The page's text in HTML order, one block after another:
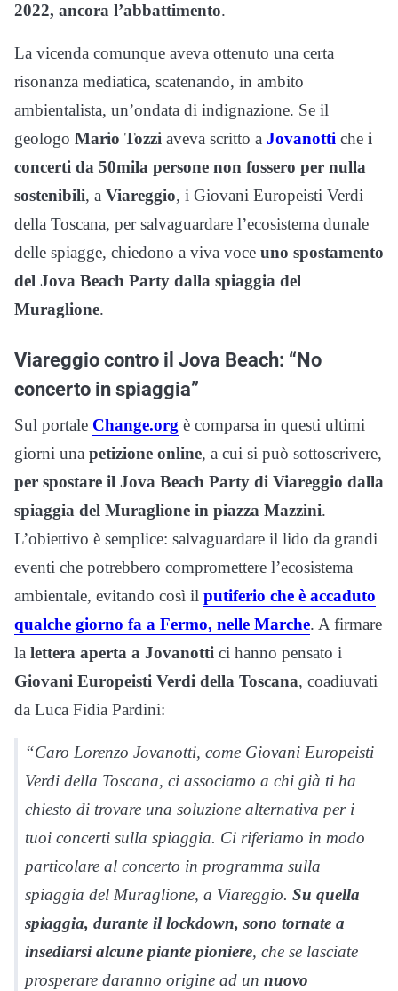
2022, ancora l’abbattimento.
La vicenda comunque aveva ottenuto una certa
risonanza mediatica, scatenando, in ambito
ambientalista, un’ondata di indignazione. Se il
geologo Mario Tozzi aveva scritto a Jovanotti che i
concerti da 50mila persone non fossero per nulla
sostenibili, a Viareggio, i Giovani Europeisti Verdi
della Toscana, per salvaguardare l’ecosistema dunale
delle spiagge, chiedono a viva voce uno spostamento
del Jova Beach Party dalla spiaggia del
Muraglione.
Viareggio contro il Jova Beach: “No
concerto in spiaggia”
Sul portale Change.org è comparsa in questi ultimi
giorni una petizione online, a cui si può sottoscrivere,
per spostare il Jova Beach Party di Viareggio dalla
spiaggia del Muraglione in piazza Mazzini.
L’obiettivo è semplice: salvaguardare il lido da grandi
eventi che potrebbero compromettere l’ecosistema
ambientale, evitando così il putiferio che è accaduto
qualche giorno fa a Fermo, nelle Marche. A firmare
la lettera aperta a Jovanotti ci hanno pensato i
Giovani Europeisti Verdi della Toscana, coadiuvati
da Luca Fidia Pardini:
“Caro Lorenzo Jovanotti, come Giovani Europeisti
Verdi della Toscana, ci associamo a chi già ti ha
chiesto di trovare una soluzione alternativa per i
tuoi concerti sulla spiaggia. Ci riferiamo in modo
particolare al concerto in programma sulla
spiaggia del Muraglione, a Viareggio. Su quella
spiaggia, durante il lockdown, sono tornate a
insediarsi alcune piante pioniere, che se lasciate
prosperare daranno origine ad un nuovo